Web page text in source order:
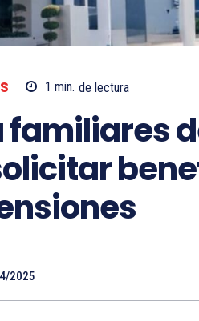
1 min. de lectura
familiares
2025